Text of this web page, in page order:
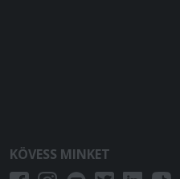
KÖVESS MINKET